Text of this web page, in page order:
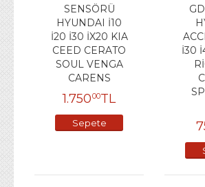
SENSÖRÜ
HYUNDAI İ10
İ20 İ30 İX20 KIA
CEED CERATO
SOUL VENGA
CARENS
1.75000TL
Sepete
İ30